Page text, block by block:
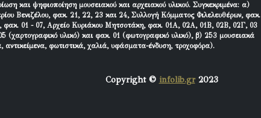
και ψηφιοποίηση μουσειακού και αρχειακού υλικού. Συγκεκριμένα: α)
Βενιζέλου, φακ. 21, 22, 23 και 24, Συλλογή Κόμματος Φιλελευθέρων, φακ.
φακ. 01 - 07, Αρχείο Κυριάκου Μητσοτάκη, φακ. 01Α, 02Α, 01Β, 02Β, 02Γ, 03
(χαρτογραφικό υλικό) και φακ. 01 (φωτογραφικό υλικό), β) 253 μουσειακά
αντικείμενα, φωτιστικά, χαλιά, υφάσματα-ένδυση, τροχοφόρα).
Copyright © infolib.gr2023